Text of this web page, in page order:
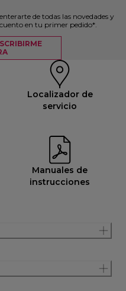
de todas las novedades y
en tu primer pedido*.
Localizador de
servicio
Manuales de
instrucciones